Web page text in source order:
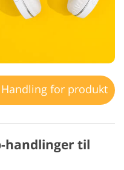
Handling for produkt
handlinger til